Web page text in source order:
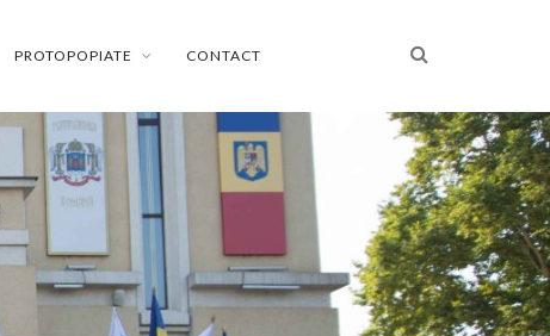
PROTOPOPIATE CONTACT